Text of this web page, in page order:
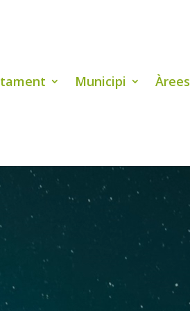
Municipi Àrees